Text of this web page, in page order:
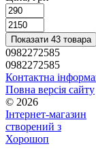
Показати 43 товара
0982272585
0982272585
Контактна
Повна версія сайту
© 2026
Інтернет-магазин
створений з
Хорошоп